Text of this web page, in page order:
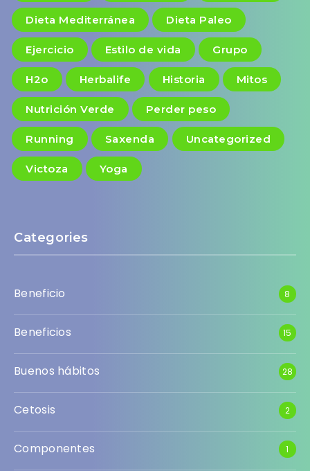
Dieta Mediterránea Dieta Paleo
Ejercicio Estilo de vida Grupo
H2o Herbalife Historia Mitos
Nutrición Verde Perder peso
Running Saxenda Uncategorized
Victoza Yoga
Categories
Beneficio 8
Beneficios 15
Buenos hábitos 28
Cetosis 2
Componentes 1